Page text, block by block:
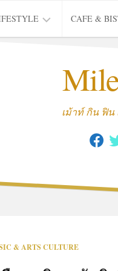
SERIES
CAFE &
CAFE
เม้าท์ กิน ฟิน
& ARTS CULTURE